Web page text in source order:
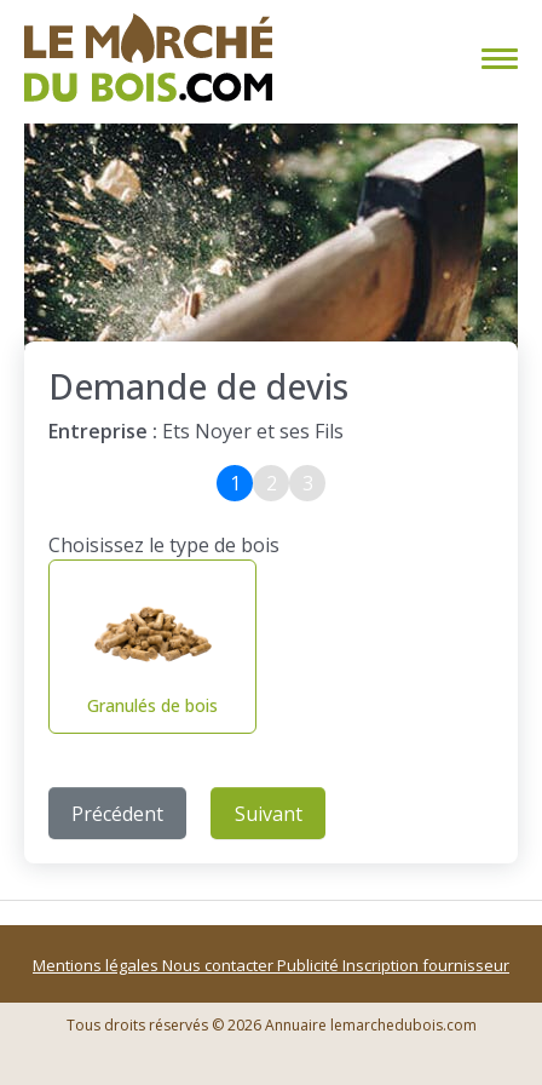
CHAUFFAGE AU BOIS
FAQ
CALCULER SA CONSOMMATION
TROUVER SON FOURNISSEUR
BLOG
ESPACE PRO
Demande de devis
Entreprise : Ets Noyer et ses Fils
1
2 3
Choisissez le type de bois
Granulés de bois
Précédent Suivant
Mentions légales Nous contacterPublicité Inscription fournisseur
Tous droits réservés © 2026 Annuaire lemarchedubois.com